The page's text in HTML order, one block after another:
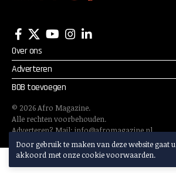
Door gebruik te maken van deze website gaat u
akkoord met onze cookie voorwaarden.
Over ons
Adverteren
BOB toevoegen
© 2026Afro Magazine.
Alle rechten voorbehouden.
Adverteren? Mail:info@afromagazine.nl